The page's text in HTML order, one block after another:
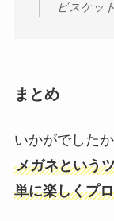
ビスケッ
まとめ
いかがでしたか
メガネという
単に楽しくプ